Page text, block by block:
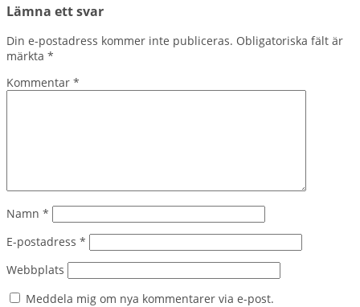
Lämna ett svar
Din e-postadress kommer inte publiceras. Obligatoriska fält är
märkta *
Kommentar *
Namn *
E-postadress *
Webbplats
Meddela mig om nya kommentarer via e-post.